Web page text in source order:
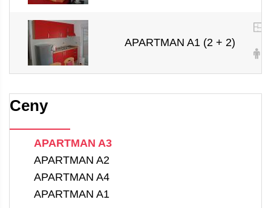
APARTMAN A1 (2 + 2)
2
Ceny
APARTMAN A3
APARTMAN A2
APARTMAN A4
APARTMAN A1